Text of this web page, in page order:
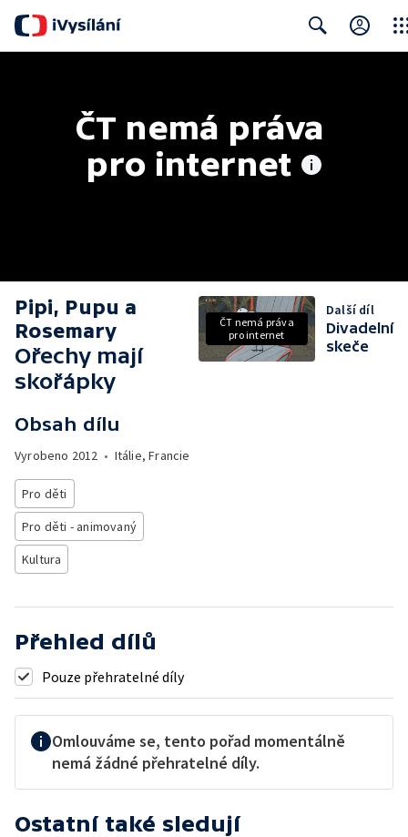
ČT nemá práva
pro internet
Pipi, Pupu a
Rosemary
Ořechy mají
skořápky
Obsah dílu
Vyrobeno 2012 • Itálie, Francie
Pro děti
Pro děti - animovaný
Kultura
ČT nemá práva
pro internet
Další díl
Divadelní
skeče
Přehled dílů
Pouze přehratelné díly
Omlouváme se, tento pořad momentálně
nemá žádné přehratelné díly.
Ostatní také sledují